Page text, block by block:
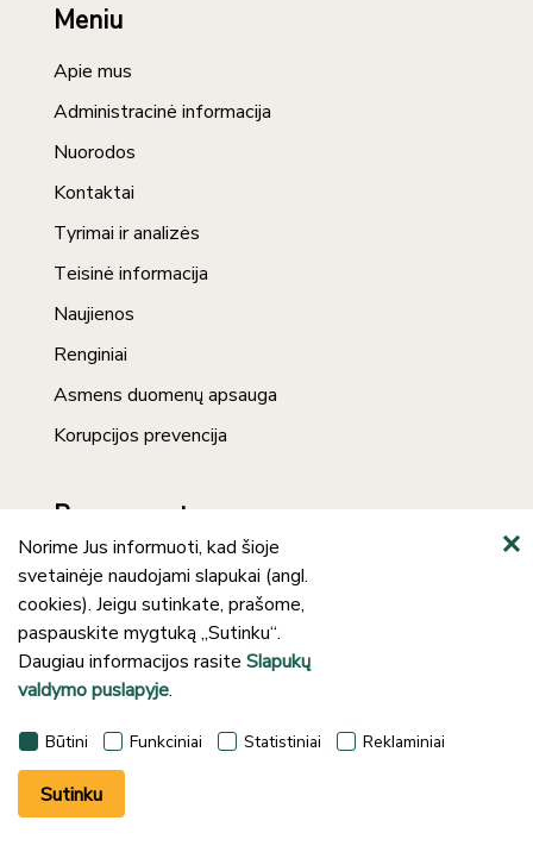
Meniu
Apie mus
Administracinė informacija
Nuorodos
Kontaktai
Tyrimai ir analizės
Teisinė informacija
Naujienos
Renginiai
Asmens duomenų apsauga
Korupcijos prevencija
Prenumerata
©2024 Klaipėdos rajono savivaldybės J.
Lankučio viešoji biblioteka
Norime Jus informuoti, kad šioje
svetainėje naudojami slapukai (angl.
cookies). Jeigu sutinkate, prašome,
paspauskite mygtuką „Sutinku“.
Daugiau informacijos rasite Slapukų
valdymo puslapyje.
Būtini Funkciniai Statistiniai Reklaminiai
Sutinku